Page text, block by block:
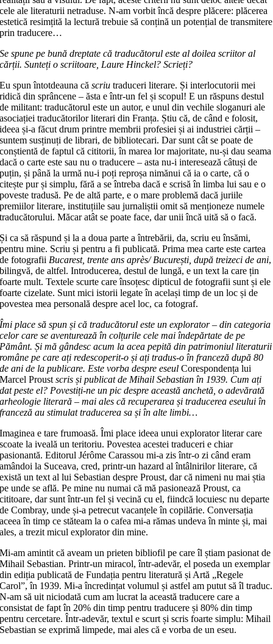
cele ale literaturii netraduse. N-am vorbit încă despre plăcere: plăcerea
estetică resimțită la lectură trebuie să conțină un potențial de transmitere
prin traducere…
Se spune pe bună dreptate că traducătorul este al doilea scriitor al
cărții. Sunteți o scriitoare, Laure Hinckel? Scrieți?
Eu spun întotdeauna căscriutraduceri literare. Și interlocutorii mei
ridică din sprâncene – ăsta e într-un fel și scopul! E un răspuns destul
de militant: traducătorul este un autor, e unul din vechile sloganuri ale
asociației traducătorilor literari din Franța. Știu că, de când e folosit,
ideea și-a făcut drum printre membrii profesiei și ai industriei cărții –
suntem susținuți de librari, de bibliotecari. Dar sunt cât se poate de
conștientă de faptul că cititorii, în marea lor majoritate, nu-și dau seama
dacă o carte este sau nu o traducere – asta nu-i interesează câtuși de
puțin, și până la urmă nu-i poți reproșa nimănui că ia o carte, că o
citește pur și simplu, fără a se întreba dacă e scrisă în limba lui sau e o
poveste tradusă. Pe de altă parte, e o mare problemă dacă juriile
premiilor literare, instituțiile sau jurnaliștii omit să menționeze numele
traducătorului. Măcar atât se poate face, dar unii încă uită să o facă.
Și ca să răspund și la a doua parte a întrebării, da, scriu eu însămi,
pentru mine. Scriu și pentru a fi publicată. Prima mea carte este cartea
de fotografiiBucarest, trente ans après/ București, după treizeci de ani,
bilingvă, de altfel. Introducerea, destul de lungă, e un text la care țin
foarte mult. Textele scurte care însoțesc dipticul de fotografii sunt și ele
foarte cizelate. Sunt mici istorii legate în același timp de un loc și de
povestea mea personală despre acel loc, ca fotograf.
Îmi place să spun și că traducătorul este un explorator – din categoria
celor care se aventurează în colțurile cele mai îndepărtate de pe
Pământ. Și mă gândesc acum la acea pepită din patrimoniul literaturii
române pe care ați redescoperit-o și ați tradus-o în franceză după 80
de ani de la publicare. Este vorba despre eseulCorespondența lui
Marcel Proustscris și publicat de Mihail Sebastian în 1939. Cum ați
dat peste el? Povestiți-ne un pic despre această anchetă, o adevărată
arheologie literară – mai ales că recuperarea și traducerea eseului în
franceză au stimulat traducerea sa și în alte limbi…
Imaginea e tare frumoasă. Îmi place ideea unui explorator literar care
scoate la iveală un teritoriu. Povestea acestei traduceri e chiar
pasionantă. Editorul Jérôme Carassou mi-a zis într-o zi când eram
amândoi la Suceava, cred, printr-un hazard al întâlnirilor literare, că
există un text al lui Sebastian despre Proust, dar că nimeni nu mai știa
pe unde se află. Pe mine nu numai că mă pasionează Proust, ca
cititoare, dar sunt într-un fel și vecină cu el, fiindcă locuiesc nu departe
de Combray, unde și-a petrecut vacanțele în copilărie. Conversația
aceea în timp ce stăteam la o cafea mi-a rămas undeva în minte și, mai
ales, a trezit micul explorator din mine.
Mi-am amintit că aveam un prieten bibliofil pe care îl știam pasionat de
Mihail Sebastian. Printr-un miracol, într-adevăr, el poseda un exemplar
din ediția publicată de Fundația pentru literatură și Artă „Regele
Carol”, în 1939. Mi-a încredințat volumul și astfel am putut să îl traduc.
N-am să uit niciodată cum am lucrat la această traducere care a
consistat de fapt în 20% din timp pentru traducere și 80% din timp
pentru cercetare. Într-adevăr, textul e scurt și scris foarte simplu: Mihail
Sebastian se exprimă limpede, mai ales că e vorba de un eseu.